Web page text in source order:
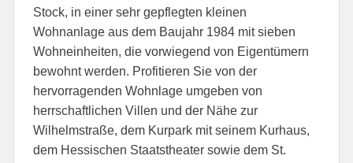
Stock, in einer sehr gepflegten kleinen
Wohnanlage aus dem Baujahr 1984 mit sieben
Wohneinheiten, die vorwiegend von Eigentümern
bewohnt werden. Profitieren Sie von der
hervorragenden Wohnlage umgeben von
herrschaftlichen Villen und der Nähe zur
Wilhelmstraße, dem Kurpark mit seinem Kurhaus,
dem Hessischen Staatstheater sowie dem St.